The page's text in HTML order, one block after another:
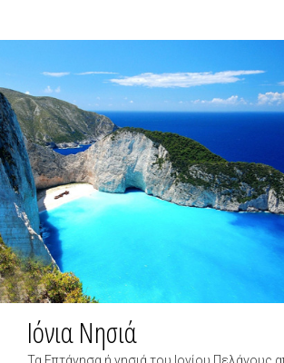
Ιόνια Νησιά